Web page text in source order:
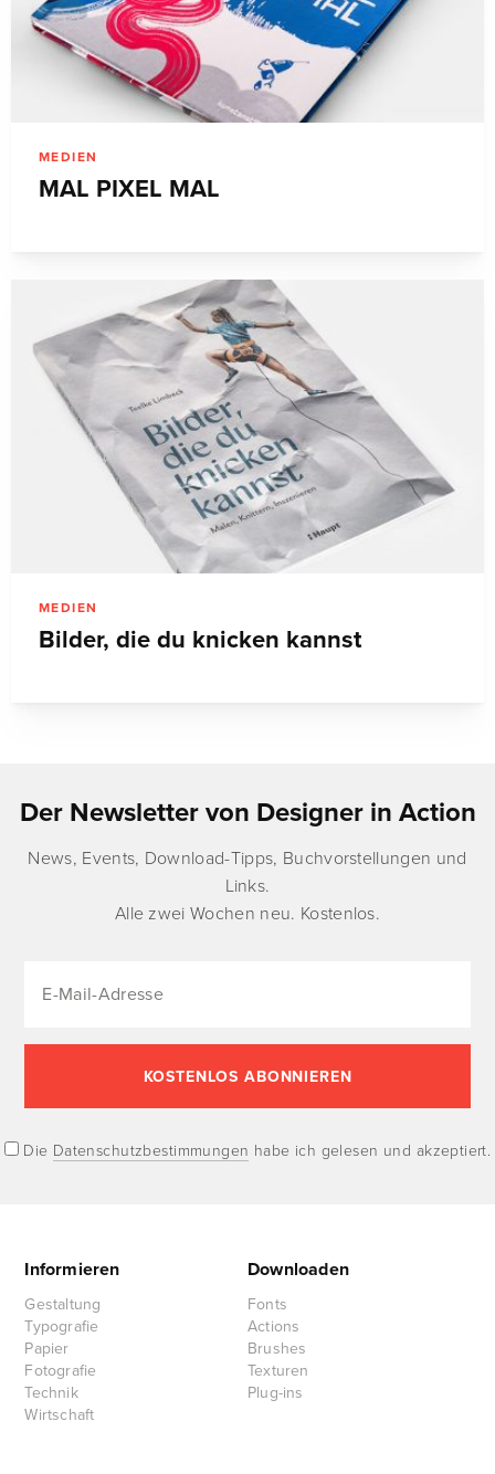
MEDIEN
MAL PIXEL MAL
MEDIEN
Bilder, die du knicken kannst
Der Newsletter von Designer in Action
News, Events, Download-Tipps, Buchvorstellungen und
Links.
Alle zwei Wochen neu. Kostenlos.
Die Datenschutzbestimmungen habe ich gelesen und akzeptiert.
Informieren
Gestaltung
Typografie
Papier
Fotografie
Technik
Wirtschaft
Downloaden
Fonts
Actions
Brushes
Texturen
Plug-ins